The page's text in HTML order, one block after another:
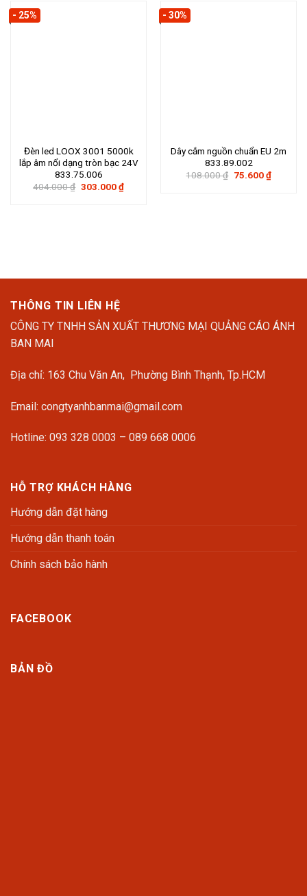
- 25%
Đèn led LOOX 3001 5000k
lắp âm nổi dạng tròn bạc 24V
833.75.006
404.000₫ Giá
303.000₫Giá
hiện
- 30%
Dây cắm nguồn chuẩn EU 2m
833.89.002
108.000₫ Giá
75.600₫Giá
hiện
THÔNG TIN LIÊN HỆ
CÔNG TY TNHH SẢN XUẤT THƯƠNG MẠI QUẢNG CÁO ÁNH
BAN MAI
Địa chỉ: 163 Chu Văn An, Phường Bình Thạnh, Tp.HCM
Email: congtyanhbanmai@gmail.com
Hotline: 093 328 0003 – 089 668 0006
HỖ TRỢ KHÁCH HÀNG
Hướng dẫn đặt hàng
Hướng dẫn thanh toán
Chính sách bảo hành
FACEBOOK
BẢN ĐỒ